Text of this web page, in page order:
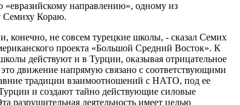
направлению», одному из
Семиху Кораю.
не совсем турецкие школы, - сказал Семих
проекта «Большой Средний Восток». К
действуют и в Турции, оказывая отрицательное
движение напрямую связано с соответствующими
традиции взаимоотношений с НАТО, под ее
и создают тайно действующие силовые
деятельность имеет целью